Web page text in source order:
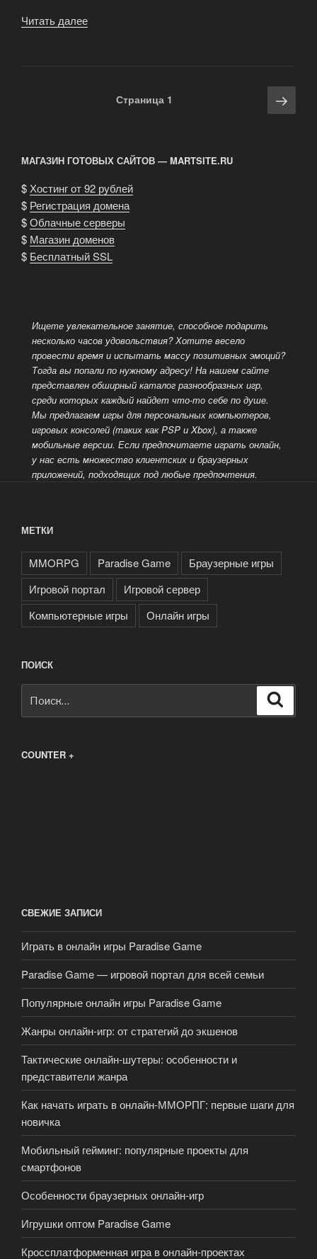
Читать далее
Страница 1
МАГАЗИН ГОТОВЫХ САЙТОВ — MARTSITE.RU
$ Хостинг от 92 рублей
$ Регистрация домена
$Облачные серверы
$ Магазин доменов
$ Бесплатный SSL
Ищете увлекательное занятие, способное подарить
несколько часов удовольствия? Хотите весело
провести время и испытать массу позитивных эмоций?
Тогда вы попали по нужному адресу! На нашем сайте
представлен обширный каталог разнообразных игр,
среди которых каждый найдет что-то себе по душе.
Мы предлагаем игры для персональных компьютеров,
игровых консолей (таких как PSP и Xbox), а также
мобильные версии. Если предпочитаете играть онлайн,
у нас есть множество клиентских и браузерных
приложений, подходящих под любые предпочтения.
МЕТКИ
MMORPG Paradise Game
Браузерные игры
Игровой портал
Игровой сервер
Компьютерные игры
Онлайн игры
ПОИСК
COUNTER +
СВЕЖИЕ ЗАПИСИ
Играть в онлайн игры Paradise Game
Paradise Game — игровой портал для всей семьи
Популярные онлайн игры Paradise Game
Жанры онлайн-игр: от стратегий до экшенов
Тактические онлайн-шутеры: особенности и
представители жанра
Как начать играть в онлайн-ММОРПГ: первые шаги для
новичка
Мобильный гейминг: популярные проекты для
смартфонов
Особенности браузерных онлайн-игр
Игрушки оптом Paradise Game
Кроссплатформенная игра в онлайн-проектах